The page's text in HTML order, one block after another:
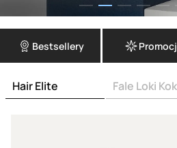
Bestsellery
Hair Elite Fale Loki